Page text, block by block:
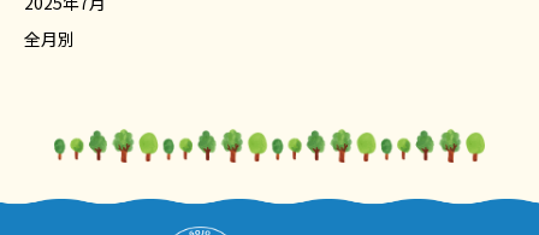
全月別